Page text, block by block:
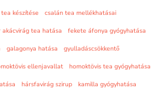
készítése
csalán tea mellékhatásai
akácvirág tea hatása
fekete áfonya gyógyhatása
galagonya hatása
gyulladáscsökkentő
ellenjavallat
homoktövis tea gyógyhatása
hársfavirág szirup
kamilla gyógyhatása